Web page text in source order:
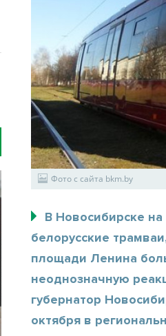
Фото с сайта bkm.by
В Новосибирске
белорусские
площади Ленина
неоднозначную
губернатор
октября в